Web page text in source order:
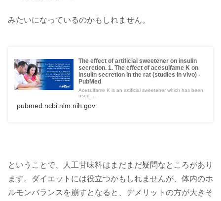
みたいになっているのかもしれません。
The effect of artificial sweetener on insulin
secretion. 1. The effect of acesulfame K on
insulin secretion in the rat (studies in vivo) -
PubMed
Acesulfame K is an artificial sweetener which has been
used ...
pubmed.ncbi.nlm.nih.gov
ということで、人工甘味料はまだまだ疑問なところがあり
ます。ダイエットには役立つかもしれませんが、体内のホ
ルモンバランスを崩すとなると、デメリットの方が大きそ